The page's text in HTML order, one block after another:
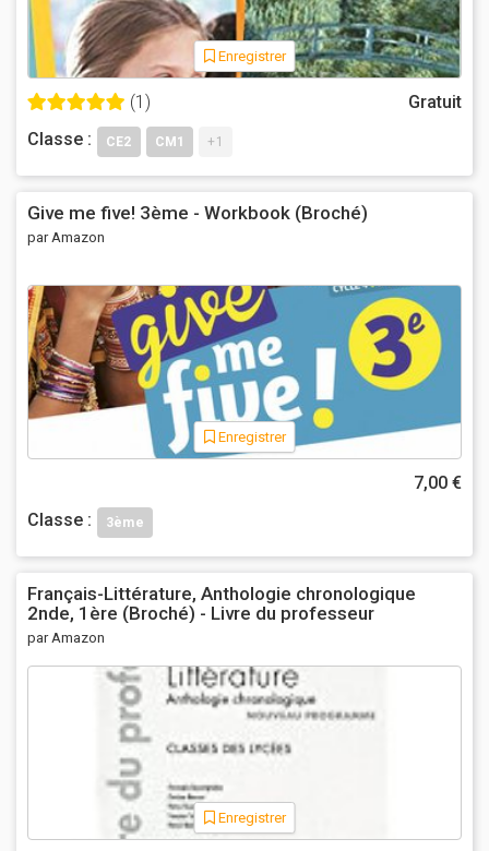
Enregistrer
(1)
Gratuit
Classe :
CE2 CM1 +1
Give me five! 3ème - Workbook (Broché)
par Amazon
Enregistrer
7,00 €
Classe :
3ème
Français-Littérature, Anthologie chronologique
2nde, 1ère (Broché) - Livre du professeur
par Amazon
Enregistrer